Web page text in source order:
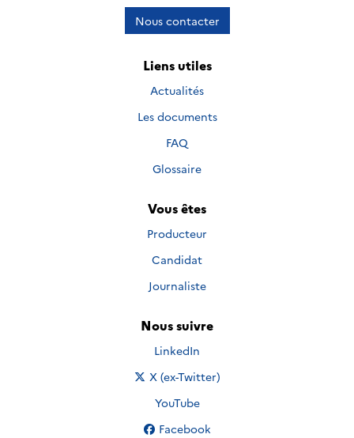
Nous contacter
Liens utiles
Actualités
Les documents
FAQ
Glossaire
Vous êtes
Producteur
Candidat
Journaliste
Nous suivre
Nous suivre sur
LinkedIn
Nous suivre sur
X (ex-Twitter)
Nous suivre sur
YouTube
Nous suivre sur
Facebook